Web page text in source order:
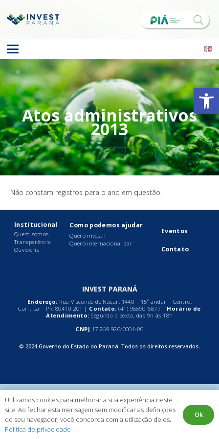
Abrir
Atos administrativos
2013
Não constam registros para o ano em questão.
Institucional
Quem somos
Transparência
Ouvidoria
Como podemos ajudar
Quero investir
Quero internacionalizar
Eventos
Contato
INVEST PARANÁ
Endereço: Rua Visconde de Nácar, 1440 – 15º andar – Centro,
Curitiba – PR, 80410-201 | Contato: (41) 98890-6877 | Horário de
Atendimento: Segunda a sexta, das 9h às 18h
CNPJ 17.269.926/0001-80
© 2024 Governo do Estado do Paraná. Todos os direitos reservados.
Utilizamos cookies para melhorar a sua experiência neste
site. Ao fechar esta mensagem sem modificar as definições
do seu navegador, você concorda com a utilização deles.
Política de privacidade
Ok